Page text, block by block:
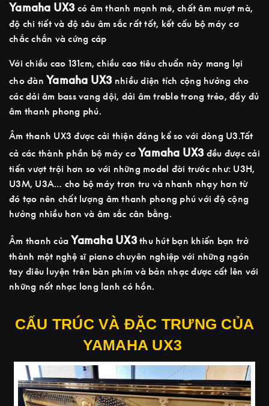
Yamaha UX3có âm thanh mạnh mẽ, chất âm mượt mà,
độ chi tiết và độ sâu âm sắc rất tốt, kết cấu bộ máy cơ
chắc chắn và cứng cáp
Với chiều cao 131cm, chiều cao tiêu chuẩn này mang lại
cho đàn Yamaha UX3nhiều diện tích cộng hưởng cho
các dải âm bass vang dội, dải âm treble trong trẻo, đầy đủ
âm thanh phong phú.
Âm thanh UX3 được cải thiện đáng kể so với dòng U3.Tất
cả các thành phần bộ máy cơ Yamaha UX3đều được cải
tiến vượt trội hơn so với những model đời trước như: U3H,
U3M, U3A… cho bộ máy trơn tru và nhanh nhạy hơn từ
đó tạo nên chất lượng âm thanh phong phú với độ cộng
hưởng nhiều hơn và âm sắc cân bằng.
Âm thanh của Yamaha UX3thu hút bạn khiến bạn trở
thành một nghệ sĩ piano chuyên nghiệp với những ngón
tay điêu luyện trên bàn phím và bản nhạc được cất lên với
những nốt nhạc long lanh có hồn.
CẤU TRÚC VÀ ĐẶC TRƯNG CỦA
YAMAHA UX3